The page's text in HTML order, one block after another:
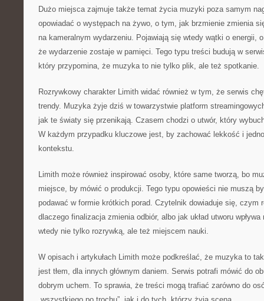
Dużo miejsca zajmuje także temat życia muzyki poza samym
opowiadać o występach na żywo, o tym, jak brzmienie zmienia
na kameralnym wydarzeniu. Pojawiają się wtedy wątki o energii,
że wydarzenie zostaje w pamięci. Tego typu treści budują w
który przypomina, że muzyka to nie tylko plik, ale też spotkanie.
Rozrywkowy charakter Limith widać również w tym, że serwis
trendy. Muzyka żyje dziś w towarzystwie platform
jak te światy się przenikają. Czasem chodzi o utwór, który
W każdym przypadku kluczowe jest, by zachować lekkość i
kontekstu.
Limith może również inspirować osoby, które same tworzą, bo
miejsce, by mówić o produkcji. Tego typu opowieści nie muszą
podawać w formie krótkich porad. Czytelnik dowiaduje się, czym
dlaczego finalizacja zmienia odbiór, albo jak układ utworu
wtedy nie tylko rozrywką, ale też miejscem nauki.
W opisach i artykułach Limith może podkreślać, że muzyka to
jest tłem, dla innych głównym daniem. Serwis potrafi mówić do
dobrym uchem. To sprawia, że treści mogą trafiać zarówno do